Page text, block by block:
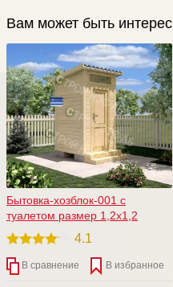
Вам может быть
Бытовка-хозблок-001 c
туалетом размер 1,2х1,2
4.1
В сравнение В избранное